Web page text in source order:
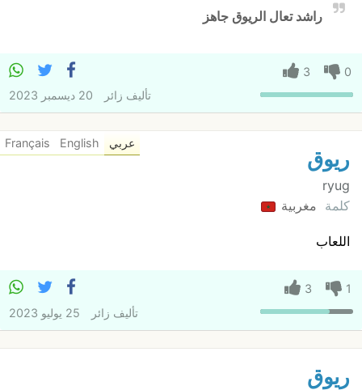
راشد تعال الريوق جاهز
0
3
تأليف زائر 20 ديسمبر 2023
ريوق
ryug
كلمة مغربية
اللعاب
عربي English
Français
1
3
تأليف زائر 25 يوليو 2023
ريوق